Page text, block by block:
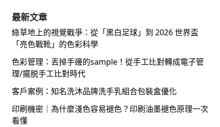
最新文章
綠草地上的視覺戰爭：從「黑白足球」到 2026 世界盃
「亮色戰靴」的色彩科學
色彩管理：丟掉手邊的sample！從手工比對轉成電子管
理/擺脱手工比對時代
客戶案例：知名洗沐品牌洗手乳組合包裝盒優化
印刷機密｜為什麼淺色容易褪色？印刷油墨褪色原理一次
看懂